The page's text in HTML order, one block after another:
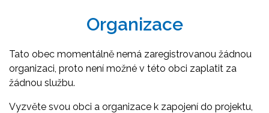
Organizace
Tato obec momentálně nemá zaregistrovanou žádnou
organizaci, proto není možné v této obci zaplatit za
žádnou službu.
Vyzvěte svou obci a organizace k zapojení do projektu,